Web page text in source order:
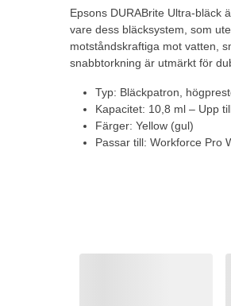
Epsons DURABrite Ultra-bläck
vare dess bläcksystem, som
motståndskraftiga mot vatten,
snabbtorkning är utmärkt för
Typ: Bläckpatron,
Kapacitet: 10,8 ml – Upp
Färger: Yellow (gul)
Passar till: Workforce Pro